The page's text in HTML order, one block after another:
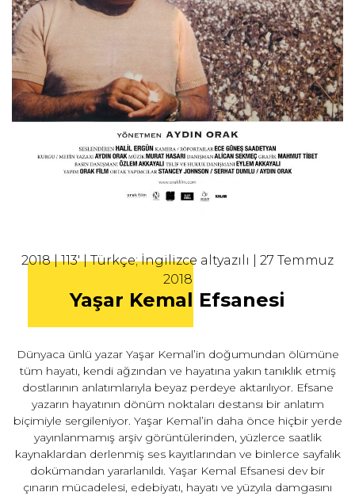
2018 | 113' | Türkçe; İngilizce altyazılı | 27 Temmuz
2018
Yaşar Kemal Efsanesi
Dünyaca ünlü yazar Yaşar Kemal’in doğumundan ölümüne
tüm hayatı, kendi ağzından ve hayatına yakın tanıklık etmiş
dostlarının anlatımlarıyla beyaz perdeye aktarılıyor. Efsane
yazarın hayatının dönüm noktaları destansı bir anlatım
biçimiyle sergileniyor. Yaşar Kemal’in daha önce hiçbir yerde
yayınlanmamış arşiv görüntülerinden, yüzlerce saatlik
kaynaklardan derlenmiş ses kayıtlarından ve binlerce sayfalık
dokümandan yararlanıldı. Yaşar Kemal Efsanesi dev bir
çınarın mücadelesi, edebiyatı, hayatı ve yüzyıla damgasını